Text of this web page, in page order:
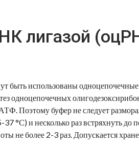
лигазой
быть использованы
одноцепочечных
Поэтому буфер не следует
37 °С) и несколько раз встряхнуть
не более 2-3 раз. Допускается